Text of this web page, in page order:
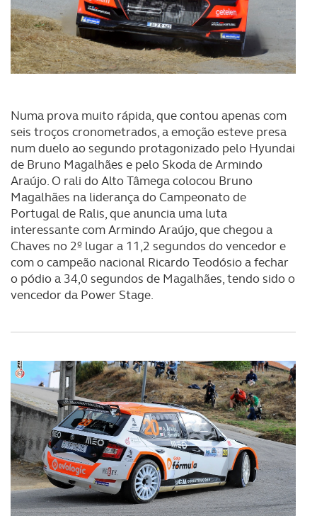
Numa prova muito rápida, que contou apenas com
seis troços cronometrados, a emoção esteve presa
num duelo ao segundo protagonizado pelo Hyundai
de Bruno Magalhães e pelo Skoda de Armindo
Araújo. O rali do Alto Tâmega colocou Bruno
Magalhães na liderança do Campeonato de
Portugal de Ralis, que anuncia uma luta
interessante com Armindo Araújo, que chegou a
Chaves no 2º lugar a 11,2 segundos do vencedor e
com o campeão nacional Ricardo Teodósio a fechar
o pódio a 34,0 segundos de Magalhães, tendo sido o
vencedor da Power Stage.